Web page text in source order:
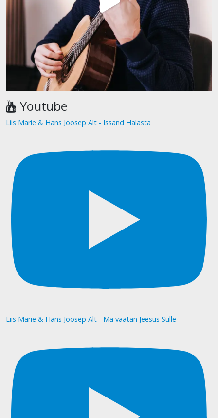
Youtube
Liis Marie & Hans Joosep Alt - Issand Halasta
Liis Marie & Hans Joosep Alt - Ma vaatan Jeesus Sulle